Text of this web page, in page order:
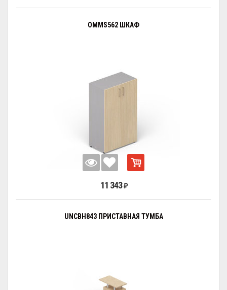
OMMS562 ШКАФ
11 343 ₽
UNCBH843 ПРИСТАВНАЯ ТУМБА